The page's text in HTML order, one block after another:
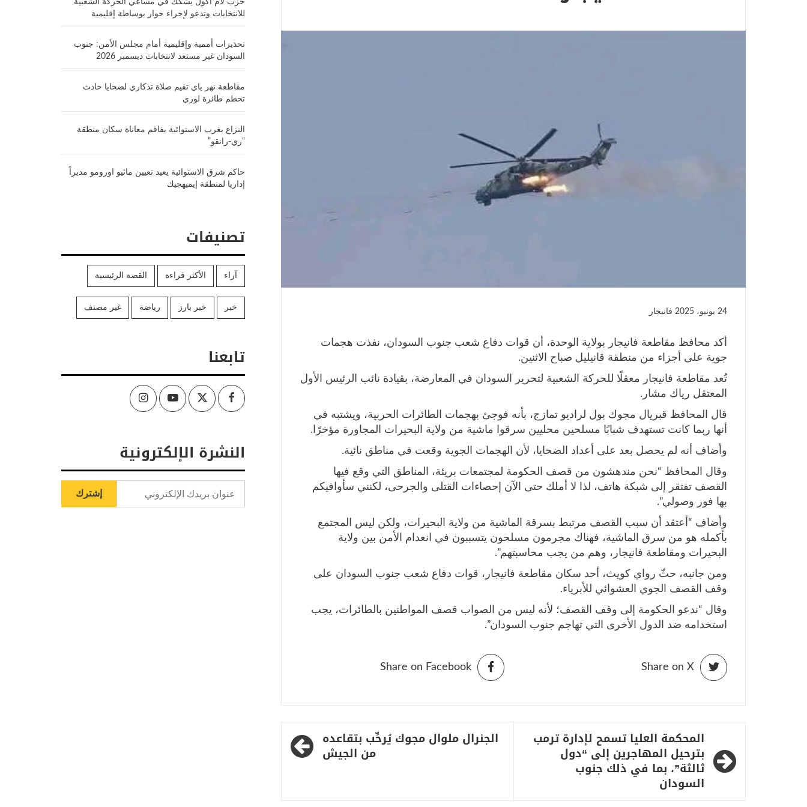
24 يونيو، 2025 فانيجار
أكد محافظ مقاطعة فانيجار بولاية الوحدة، أن قوات دفاع شعب جنوب السودان، نفذت هجمات
جوية على أجزاء من منطقة قانيليل صباح الاثنين.
تُعد مقاطعة فانيجار معقلًا للحركة الشعبية لتحرير السودان في المعارضة، بقيادة نائب الرئيس الأول
المعتقل رياك مشار.
قال المحافظ قبريال مجوك بول لراديو تمازج، بأنه فوجئ بهجمات الطائرات الحربية، ويشتبه في
أنها ربما كانت تستهدف شبابًا مسلحين محليين سرقوا ماشية من ولاية البحيرات المجاورة مؤخرًا.
وأضاف أنه لم يحصل بعد على أعداد الضحايا، لأن الهجمات الجوية وقعت في مناطق نائية.
وقال المحافظ “نحن مندهشون من قصف الحكومة لمجتمعات بريئة، المناطق التي وقع فيها
القصف تفتقر إلى شبكة هاتف، لذا لا أملك حتى الآن إحصاءات القتلى والجرحى، لكنني سأوافيكم
بها فور وصولي”.
وأضاف “أعتقد أن سبب القصف مرتبط بسرقة الماشية من ولاية البحيرات، ولكن ليس المجتمع
بأكمله هو من سرق الماشية، فهناك مجرمون مسلحون يتسببون في انعدام الأمن بين ولاية
البحيرات ومقاطعة فانيجار، وهم من يجب محاسبتهم”.
ومن جانبه، حثّ رواي كويث، أحد سكان مقاطعة فانيجار، قوات دفاع شعب جنوب السودان على
وقف القصف الجوي العشوائي للأبرياء.
وقال “ندعو الحكومة إلى وقف القصف؛ لأنه ليس من الصواب قصف المواطنين بالطائرات، يجب
استخدامه ضد الدول الأخرى التي تهاجم جنوب السودان”.
Share on Facebook Share on X
تصفّح
المقالات
المحكمة العليا تسمح لإدارة ترمب
بترحيل المهاجرين إلى “دول
ثالثة”، بما في ذلك جنوب
السودان
الجنرال ملوال مجوك يُرحِّب بتقاعده
من الجيش
حزب لام أكول يشكك في مساعي الحركة الشعبية
للانتخابات وتدعو لإجراء حوار بوساطة إقليمية
تحذيرات أممية وإقليمية أمام مجلس الأمن: جنوب
السودان غير مستعد لانتخابات ديسمبر 2026
مقاطعة نهر ياي تقيم صلاة تذكاري لضحايا حادث
تحطم طائرة لوري
النزاع بغرب الاستوائية يفاقم معاناة سكان منطقة
“ري-رانقو”
حاكم شرق الاستوائية يعيد تعيين ماثيو اورومو مديراً
إداريا لمنطقة إيميهجيك
تصنيفات
آراء الأكثر قراءة القصة الرئيسية
خبر خبر بارز رياضة غير مصنف
تابعنا
Facebook
Twitter
Youtube
Instagram
النشرة الإلكترونية